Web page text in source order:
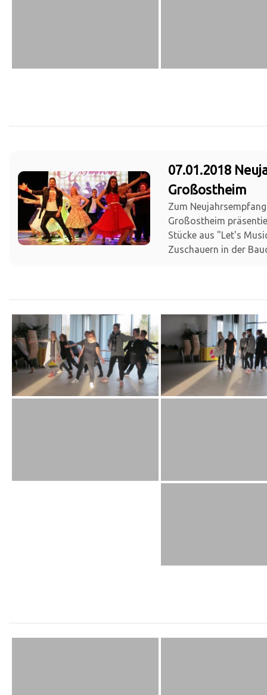
07.01.2018
Großostheim
Zum
Großostheim
Stücke aus "Let's
Zuschauern in der